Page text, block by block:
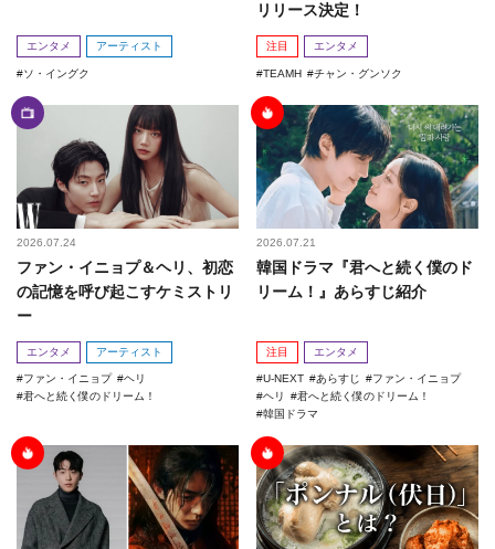
エンタメ アーティスト
ソ・イングク
リリース決定！
注目 エンタメ
TEAMH チャン・グンソク
2026.07.24
ファン・イニョプ＆ヘリ、初恋
の記憶を呼び起こすケミストリ
ー
エンタメ アーティスト
ファン・イニョプ
ヘリ
君へと続く僕のドリーム！
2026.07.21
韓国ドラマ『君へと続く僕のド
リーム！』あらすじ紹介
注目 エンタメ
U-NEXT あらすじ
ファン・イニョプ
ヘリ
君へと続く僕のドリーム！
韓国ドラマ